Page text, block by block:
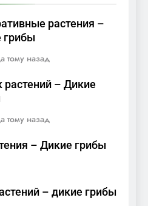
растения –
грибы
тому назад
растений – Дикие
тому назад
– Дикие грибы
– дикие грибы